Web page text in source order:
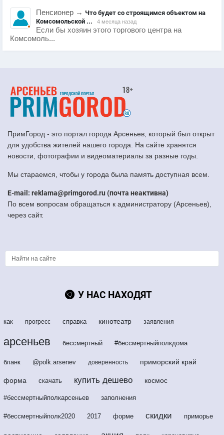
Пенсионер → Что будет со строящимся объектом на
Комсомольской ...
4 месяца назад
Если бы хозяин этого торгового центра на
Комсомоль...
ПримГород - это портал города Арсеньев, который был открыт
для удобства жителей нашего города. На сайте хранятся
новости, фотографии и видеоматериалы за разные годы.
Мы стараемся, чтобы у города была память доступная всем.
E-mail: reklama@primgorod.ru (почта неактивна)
По всем вопросам обращаться к администратору (Арсеньев),
через сайт.
У НАС НАХОДЯТ
как прогресс справка кинотеатр заявления
арсеньев бессмертный #бессмертныйполкдома
бланк @polk.arsenev доверенность приморский край
форма скачать купить дешево космос
#бессмертныйполкарсеньев заполнения
#бессмертныйполк2020 2017 форме скидки приморье